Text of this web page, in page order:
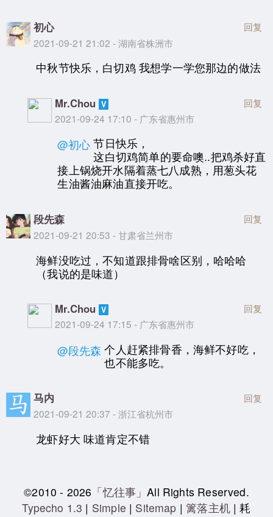
初心
2021-09-21 21:02 - 湖南省株洲市
回复
中秋节快乐，白切鸡 我想学一学您那边的做法
Mr.Chou
2021-09-24 17:10 - 广东省惠州市
回复
@初心 节日快乐，
这白切鸡简单的要命噢..把鸡杀好直
接上锅烧开水隔着蒸七八成熟，用葱头花
生油酱油麻油直接开吃。
段先森
2021-09-21 20:53 - 甘肃省兰州市
回复
海鲜没吃过，不知道跟排骨啥区别，哈哈哈
（我说的是味道）
Mr.Chou
2021-09-24 17:15 - 广东省惠州市
回复
@段先森 个人赶紧排骨香，海鲜不好吃，
也不能多吃。
马内
2021-09-21 20:37 - 浙江省杭州市
回复
龙虾好大 味道肯定不错
©2010 - 2026 「忆往事」All Rights Reserved.
Typecho 1.3 | Simple | Sitemap |篱落主机| 耗